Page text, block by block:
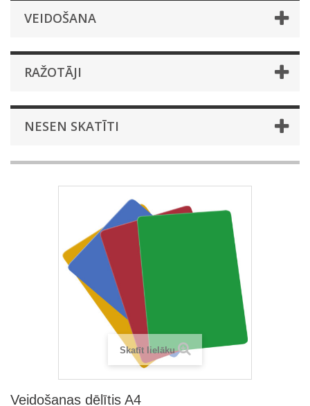
VEIDOŠANA
RAŽOTĀJI
NESEN SKATĪTI
Skatīt lielāku
Veidošanas dēlītis A4